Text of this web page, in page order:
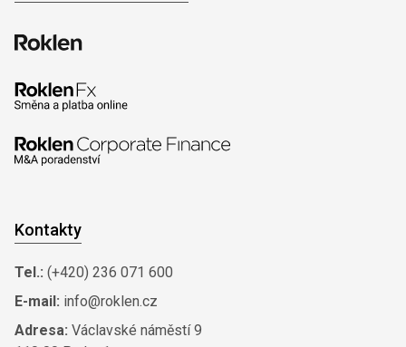
Kontakty
Tel.: (+420) 236 071 600
E-mail: info@roklen.cz
Adresa: Václavské náměstí 9